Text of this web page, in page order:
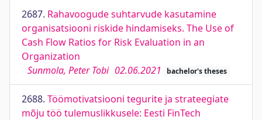
2687. Rahavoogude suhtarvude kasutamine
organisatsiooni riskide hindamiseks. The Use of
Cash Flow Ratios for Risk Evaluation in an
Organization
Sunmola, Peter Tobi 02.06.2021 bachelor's theses
2688. Töömotivatsiooni tegurite ja strateegiate
mõju töö tulemuslikkusele: Eesti FinTech